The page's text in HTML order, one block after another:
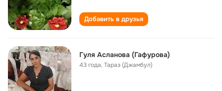
Добавить в друзья
Гуля Асланова (Гафурова)
43 года,Тараз (Джамбул)